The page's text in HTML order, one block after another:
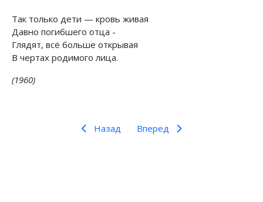
Так только дети — кровь живая
Давно погибшего отца -
Глядят, всё больше открывая
В чертах родимого лица.
(1960)
Назад Вперед